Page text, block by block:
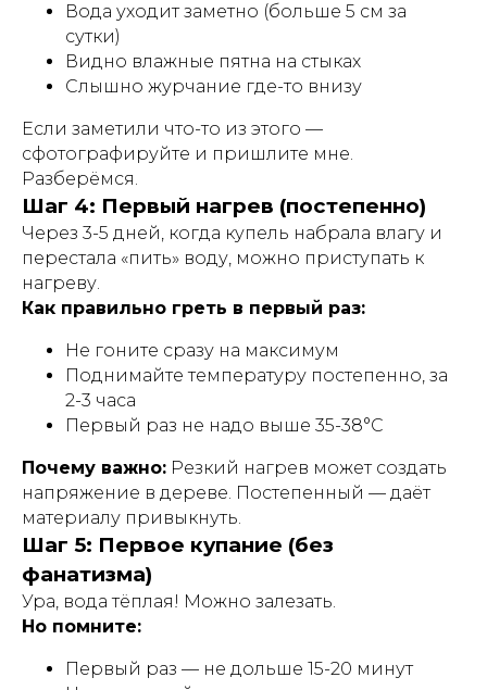
Вода уходит заметно (больше 5 см за
сутки)
Видно влажные пятна на стыках
Слышно журчание где-то внизу
Если заметили что-то из этого —
сфотографируйте и пришлите мне.
Разберёмся.
Шаг 4: Первый нагрев (постепенно)
Через 3-5 дней, когда купель набрала влагу и
перестала «пить» воду, можно приступать к
нагреву.
Как правильно греть в первый раз:
Не гоните сразу на максимум
Поднимайте температуру постепенно, за
2-3 часа
Первый раз не надо выше 35-38°C
Почему важно: Резкий нагрев может создать
напряжение в дереве. Постепенный — даёт
материалу привыкнуть.
Шаг 5: Первое купание (без
фанатизма)
Ура, вода тёплая! Можно залезать.
Но помните:
Первый раз — не дольше 15-20 минут